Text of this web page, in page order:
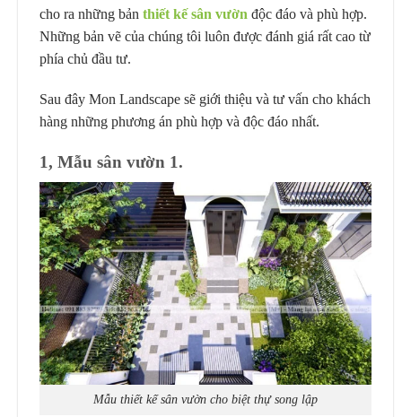
cho ra những bản thiết kế sân vườn độc đáo và phù hợp.
Những bản vẽ của chúng tôi luôn được đánh giá rất cao từ
phía chủ đầu tư.
Sau đây Mon Landscape sẽ giới thiệu và tư vấn cho khách
hàng những phương án phù hợp và độc đáo nhất.
1, Mẫu sân vườn 1.
Mẫu thiết kế sân vườn cho biệt thự song lập